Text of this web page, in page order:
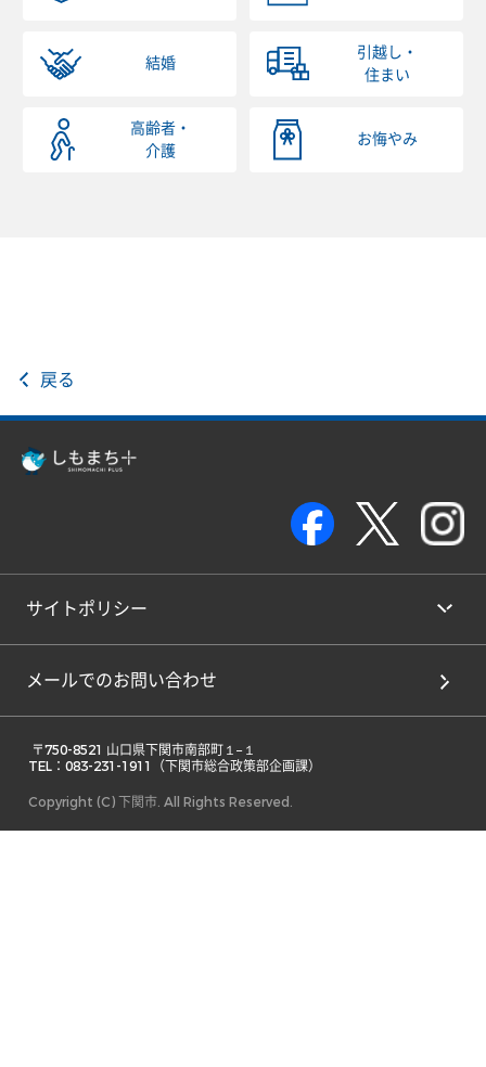
結婚
引越し・
住まい
高齢者・
介護
お悔やみ
戻る
サイトポリシー
メールでのお問い合わせ
TEL：083-231-1911（下関市総合政策部企画課）
Copyright (C) 下関市. All Rights Reserved.